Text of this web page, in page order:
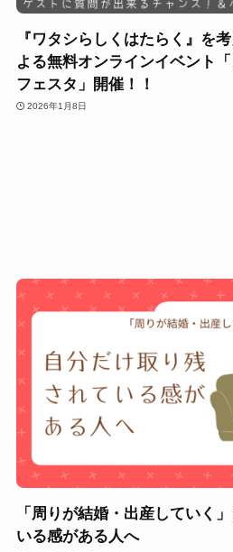
『ワタシらしくはたらく』を
よる無料オンラインイベント
フェスタ」開催！！
2026年1月8日
「周りが結婚・出産していく
いる感がある人へ